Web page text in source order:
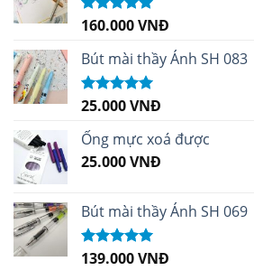
Được xếp
sao
160.000VNĐ
Bút mài thầy Ánh SH 083
Được xếp
sao
25.000VNĐ
Ống mực xoá được
25.000VNĐ
Bút mài thầy Ánh SH 069
Được xếp
139.000VNĐ